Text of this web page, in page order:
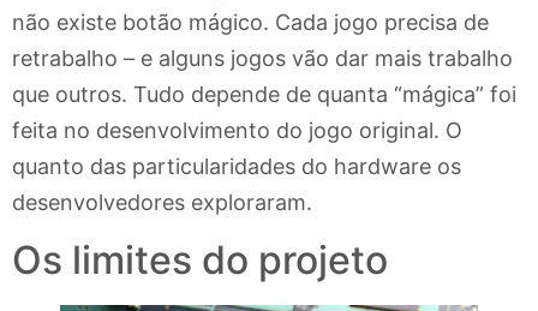
não existe botão mágico. Cada jogo precisa de
retrabalho – e alguns jogos vão dar mais trabalho
que outros. Tudo depende de quanta “mágica” foi
feita no desenvolvimento do jogo original. O
quanto das particularidades do hardware os
desenvolvedores exploraram.
Os limites do projeto